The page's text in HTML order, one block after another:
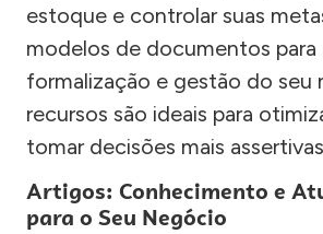
estoque e controlar suas
modelos de documentos para
formalização e gestão do seu
recursos são ideais para
tomar decisões mais
Artigos: Conhecimento e
para o Seu Negócio